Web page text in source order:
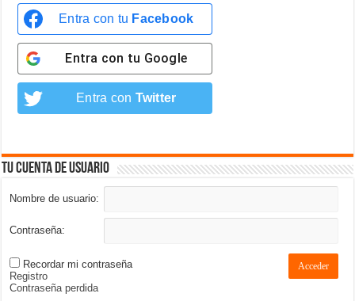
Entra con tu Facebook
Entra con tu Google
Entra con Twitter
Tu cuenta de usuario
Nombre de usuario:
Contraseña:
Recordar mi contraseña Acceder
Registro
Contraseña perdida